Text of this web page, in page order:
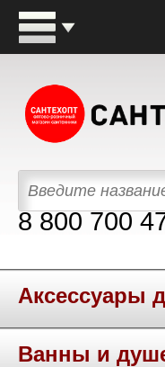
8 800 700
Аксессуары
Ванны и